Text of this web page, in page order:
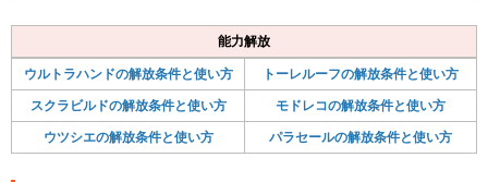
能力解放
ウルトラハンドの解放条件と使い方
トーレルーフの解放条件と使い方
スクラビルドの解放条件と使い方
モドレコの解放条件と使い方
ウツシエの解放条件と使い方
パラセールの解放条件と使い方